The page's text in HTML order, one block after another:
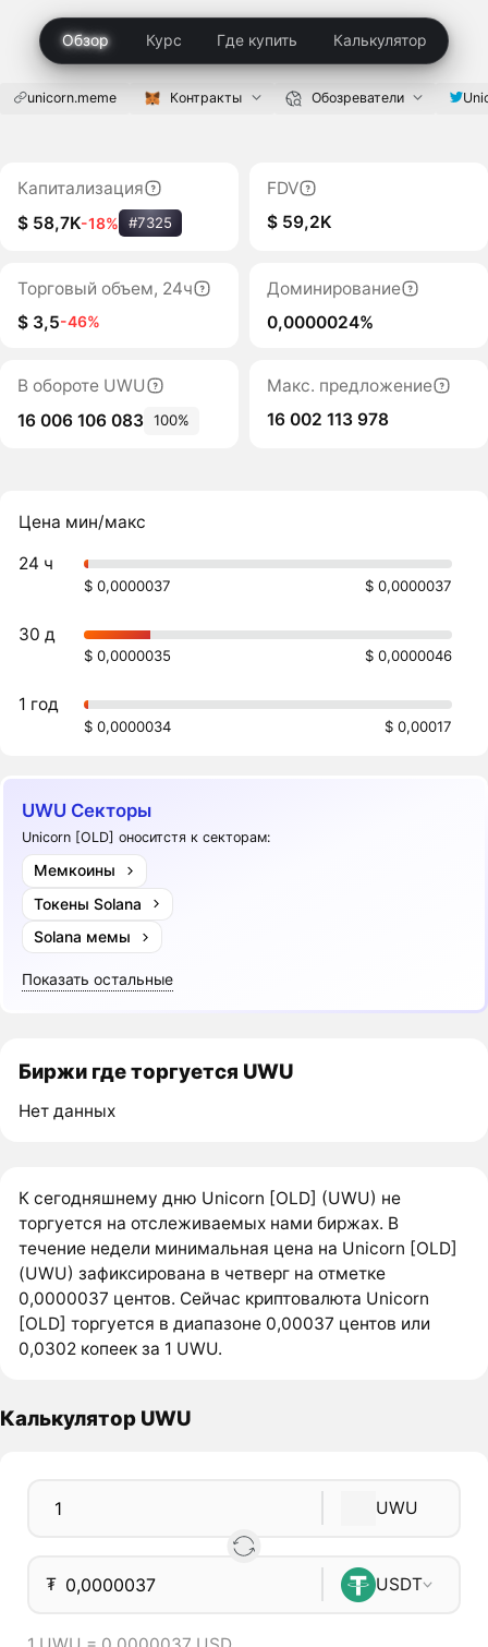
Обзор Курс Где купить Калькулятор
unicorn.meme Контракты Обозреватели
Капитализация
$ 58,7K-18% #7325
FDV
$ 59,2K
Торговый объем, 24ч
$ 3,5-46%
Доминирование
0,0000024%
В обороте UWU
16 006 106 083 100%
Макс. предложение
16 002 113 978
Цена мин/макс
24 ч
$ 0,0000037 $ 0,0000037
30 д
$ 0,0000035 $ 0,0000046
1 год
$ 0,0000034 $ 0,00017
UWU Секторы
Unicorn [OLD] оноситстя к секторам:
Мемкоины
Токены Solana
Solana мемы
Показать остальные
Биржи где торгуется UWU
Нет данных
К сегодняшнему дню Unicorn [OLD] (UWU) не
торгуется на отслеживаемых нами биржах. В
течение недели минимальная цена на Unicorn [OLD]
(UWU) зафиксирована в четверг на отметке
0,0000037 центов. Сейчас криптовалюта Unicorn
[OLD] торгуется в диапазоне 0,00037 центов или
0,0302 копеек за 1 UWU.
Калькулятор UWU
UWU
₮ USDT